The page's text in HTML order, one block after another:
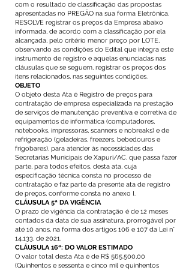
com o resultado de classificação das propostas
apresentadas no PREGÃO na sua forma Eletrônica,
RESOLVE registrar os preços da Empresa abaixo
informada, de acordo com a classificação por ela
alcançada, pelo critério menor preço por LOTE,
observando as condições do Edital que integra este
instrumento de registro e aquelas enunciadas nas
cláusulas que se seguem, registrar os preços dos
itens relacionados, nas seguintes condições.
OBJETO
O objeto desta Ata é Registro de preços para
contratação de empresa especializada na prestação
de serviços de manutenção preventiva e corretiva de
equipamentos de informática (computadores,
notebooks, impressoras, scanners e nobreaks) e de
refrigeração (geladeiras, freezers, bebedouros e
frigobares), para atender às necessidades das
Secretarias Municipais de Xapuri/AC, que passa fazer
parte, para todos efeitos, desta ata, cuja
especificação técnica consta no processo de
contratação e faz parte da presente ata de registro
de preços, conforme consta no anexo I.
CLÁUSULA 5ª DA VIGÊNCIA
O prazo de vigência da contratação é de 12 meses
contados da data de sua assinatura, prorrogável por
até 10 anos, na forma dos artigos 106 e 107 da Lei n°
14.133, de 2021.
CLÁUSULA 16ª: DO VALOR ESTIMADO
O valor total desta Ata é de R$ 565.500,00
(Quinhentos e sessenta e cinco mil e quinhentos